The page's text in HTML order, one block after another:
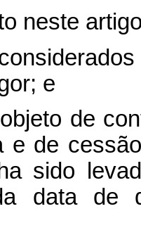
neste
e
de
e de
sido
data de